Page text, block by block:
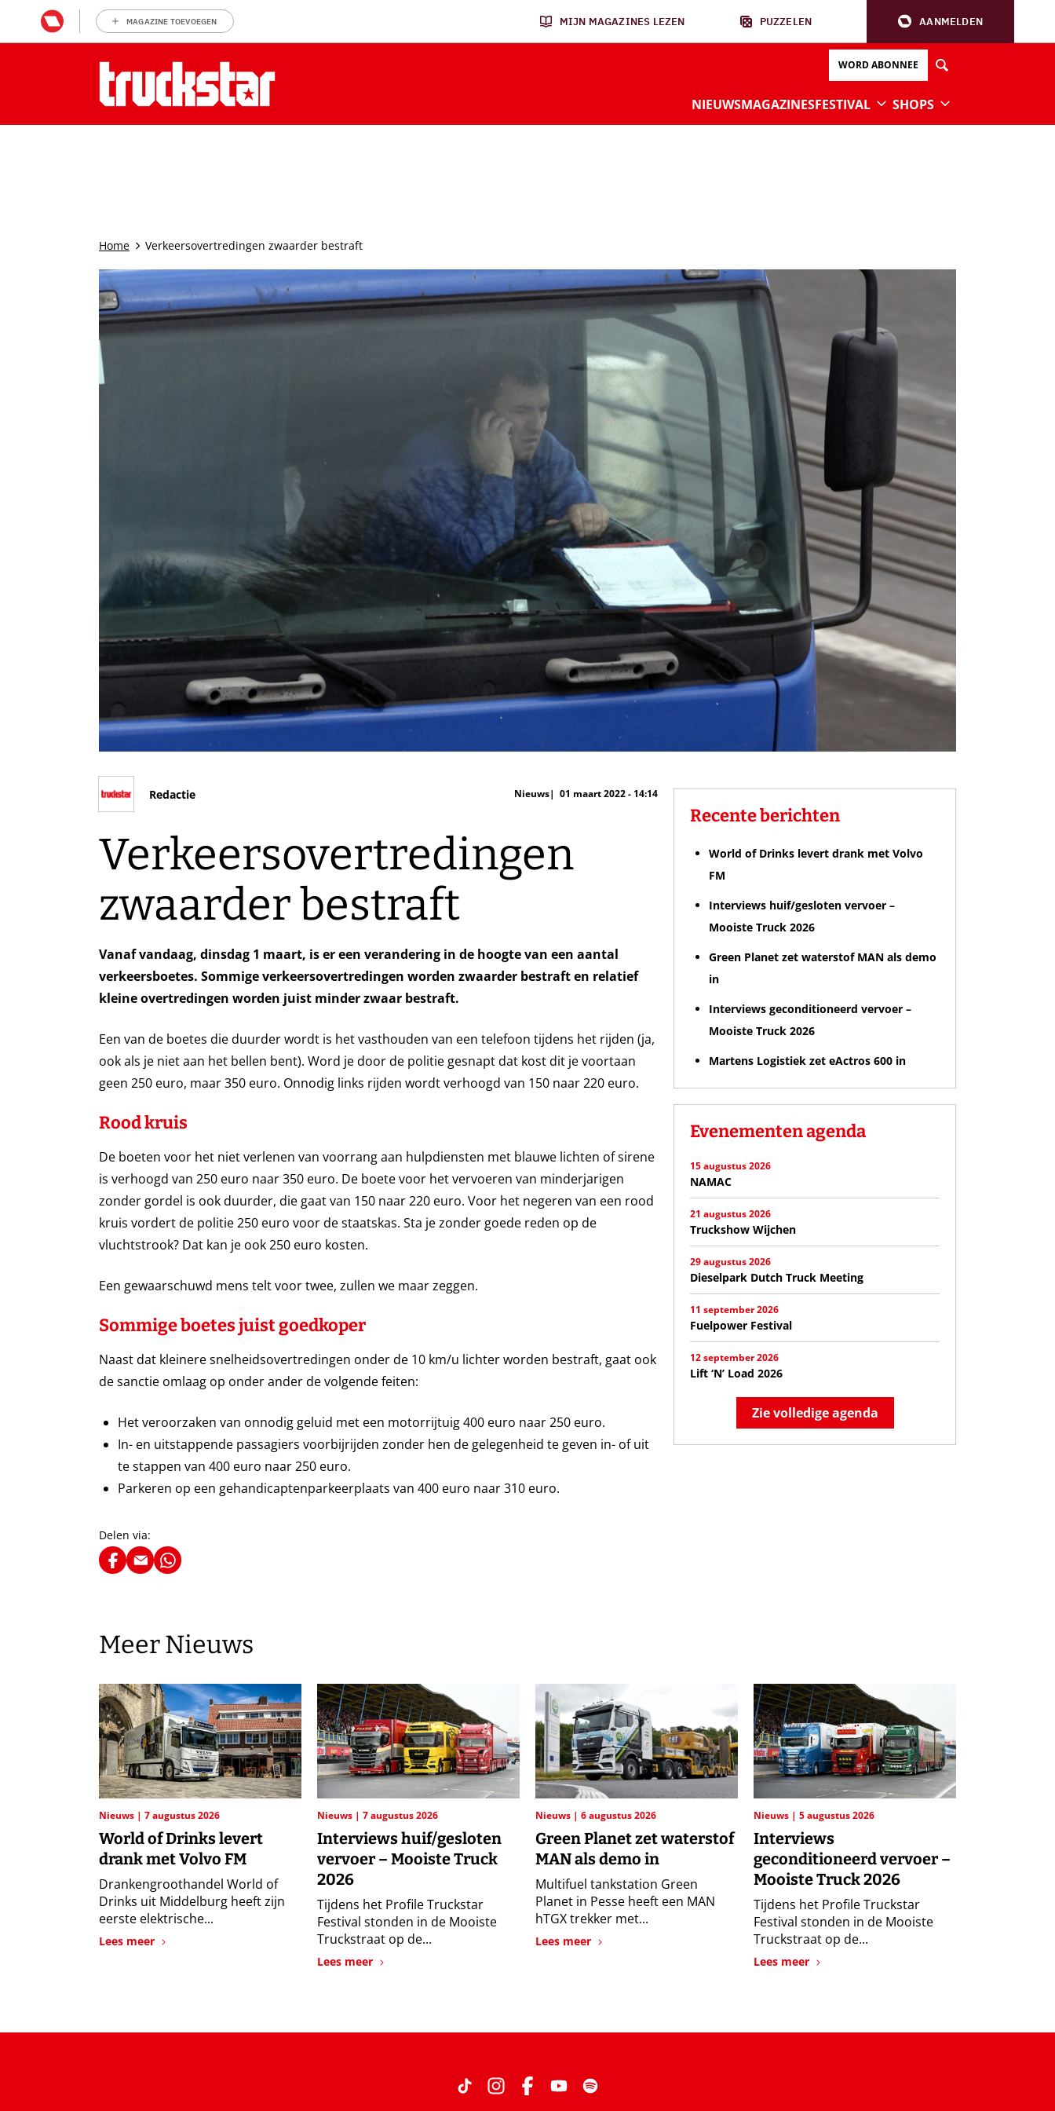
MAGAZINE TOEVOEGEN MIJN MAGAZINES LEZEN PUZZELEN AANMELDEN
WORD ABONNEE
NIEUWSMAGAZINESFESTIVAL SHOPS
Home Verkeersovertredingen zwaarder bestraft
Redactie Nieuws 01 maart 2022 - 14:14
Verkeersovertredingen
zwaarder bestraft
Vanaf vandaag, dinsdag 1 maart, is er een verandering in de hoogte van een aantal
verkeersboetes. Sommigeverkeersovertredingen worden zwaarder bestraft en relatief
kleine overtredingen worden juist minder zwaar bestraft.
Een van de boetes die duurder wordt is het vasthouden van een telefoon tijdens het rijden (ja,
ook als je niet aan het bellen bent). Word je door de politie gesnapt dat kost dit je voortaan
geen 250 euro, maar 350 euro. Onnodig links rijden wordt verhoogd van 150 naar 220 euro.
Rood kruis
De boeten voor het niet verlenen van voorrang aan hulpdiensten met blauwe lichten of sirene
is verhoogd van 250 euro naar 350 euro. De boete voor het vervoeren van minderjarigen
zonder gordel is ook duurder, die gaat van 150 naar 220 euro. Voor het negeren van een rood
kruis vordert de politie 250 euro voor de staatskas. Sta je zonder goede reden op de
vluchtstrook? Dat kan je ook 250 euro kosten.
Een gewaarschuwd mens telt voor twee, zullen we maar zeggen.
Sommige boetes juist goedkoper
Naast dat kleinere snelheidsovertredingen onder de 10 km/u lichter worden bestraft, gaat ook
de sanctie omlaag op onder ander de volgende feiten:
Het veroorzaken van onnodig geluid met een motorrijtuig 400 euro naar 250 euro.
In- en uitstappende passagiers voorbijrijden zonder hen de gelegenheid te geven in- of uit
te stappen van 400 euro naar 250 euro.
Parkeren op een gehandicaptenparkeerplaats van 400 euro naar 310 euro.
Delen via:
Recente berichten
World of Drinks levert drank met Volvo
FM
Interviews huif/gesloten vervoer –
Mooiste Truck 2026
Green Planet zet waterstof MAN als demo
in
Interviews geconditioneerd vervoer –
Mooiste Truck 2026
Martens Logistiek zet eActros 600 in
Evenementen agenda
15 augustus 2026
NAMAC
21 augustus 2026
Truckshow Wijchen
29 augustus 2026
Dieselpark Dutch Truck Meeting
11 september 2026
Fuelpower Festival
12 september 2026
Lift ‘N’ Load 2026
Zie volledige agenda
Meer Nieuws
Nieuws 7 augustus 2026
World of Drinks levert
drank met Volvo FM
Drankengroothandel World of
Drinks uit Middelburg heeft zijn
eerste elektrische...
Lees meer
Nieuws 7 augustus 2026
Interviews huif/gesloten
vervoer – Mooiste Truck
2026
Tijdens het Profile Truckstar
Festival stonden in de Mooiste
Truckstraat op de...
Lees meer
Nieuws 6 augustus 2026
Green Planet zet waterstof
MAN als demo in
Multifuel tankstation Green
Planet in Pesse heeft een MAN
hTGX trekker met...
Lees meer
Nieuws 5 augustus 2026
Interviews
geconditioneerd vervoer –
Mooiste Truck 2026
Tijdens het Profile Truckstar
Festival stonden in de Mooiste
Truckstraat op de...
Lees meer